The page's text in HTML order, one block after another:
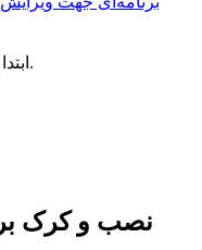
ابتدا تا بتوانید دیدگاهی ارسال کنید.
نصب و کرک